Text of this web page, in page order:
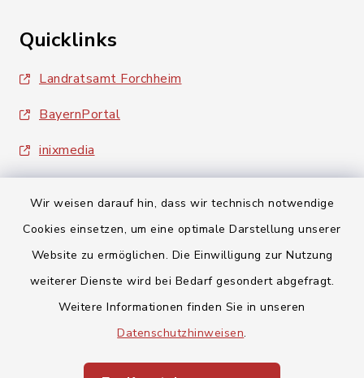
Wir weisen darauf hin, dass wir technisch notwendige
Cookies einsetzen, um eine optimale Darstellung unserer
Website zu ermöglichen. Die Einwilligung zur Nutzung
weiterer Dienste wird bei Bedarf gesondert abgefragt.
Weitere Informationen finden Sie in unseren
Datenschutzhinweisen.
Quicklinks
Landratsamt Forchheim
BayernPortal
inixmedia
Barrierefreiheit